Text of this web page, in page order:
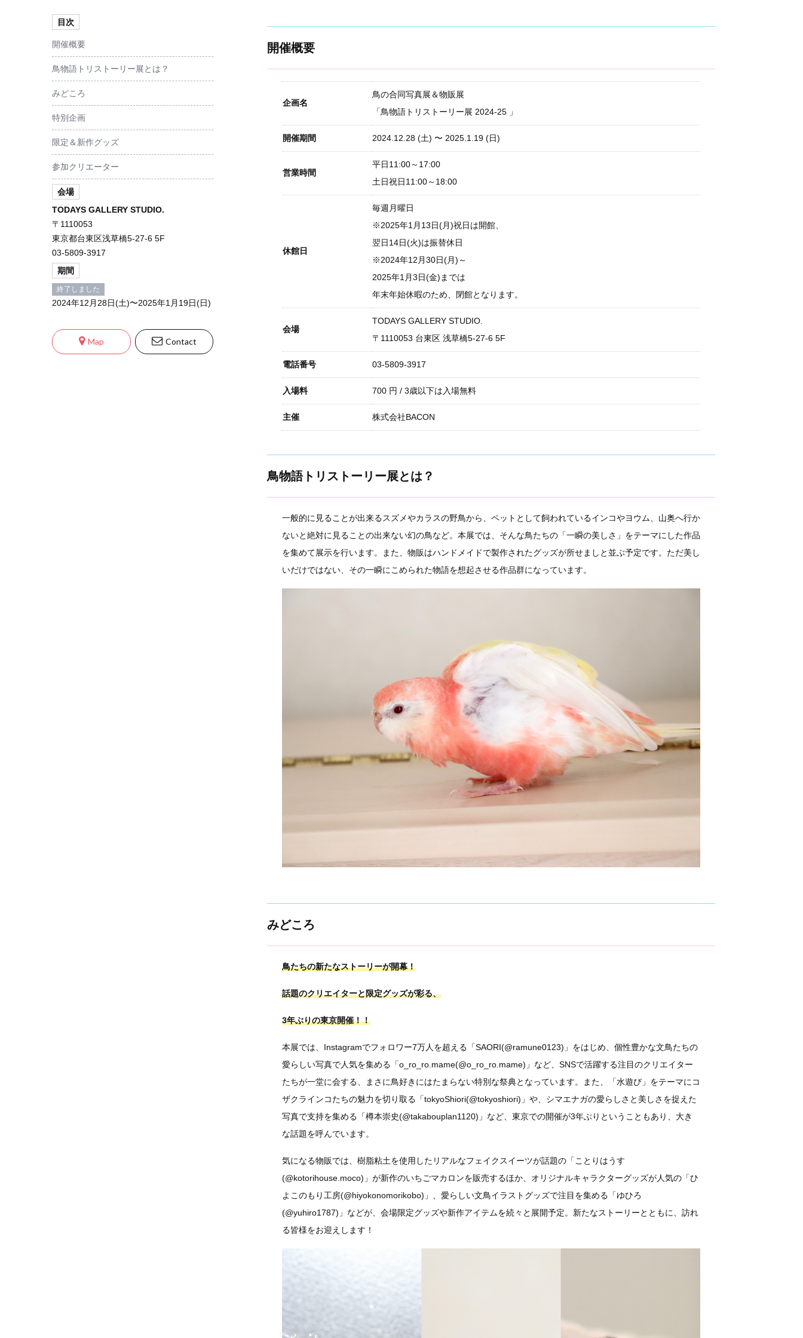
目次
開催概要
鳥物語トリストーリー展とは？
みどころ
特別企画
限定＆新作グッズ
参加クリエーター
会場
TODAYS GALLERY STUDIO.
〒1110053
東京都台東区浅草橋5-27-6 5F
03-5809-3917
期間
終了しました
2024年12月28日(土)〜2025年1月19日(日)
Map Contact
開催概要
企画名
鳥の合同写真展＆物販展
「鳥物語トリストーリー展 2024-25 」
開催期間 2024.12.28 (土) 〜 2025.1.19 (日)
営業時間
平日11:00～17:00
土日祝日11:00～18:00
休館日
毎週月曜日
※2025年1月13日(月)祝日は開館、
翌日14日(火)は振替休日
※2024年12月30日(月)～
2025年1月3日(金)までは
年末年始休暇のため、閉館となります。
会場
TODAYS GALLERY STUDIO.
〒 1110053 台東区 浅草橋5-27-6 5F
電話番号 03-5809-3917
入場料 700 円 / 3歳以下は入場無料
主催 株式会社BACON
鳥物語トリストーリー展とは？
一般的に見ることが出来るスズメやカラスの野鳥から、ペットとして飼われているインコやヨウム、山奥へ行か
ないと絶対に見ることの出来ない幻の鳥など。本展では、そんな鳥たちの「一瞬の美しさ」をテーマにした作品
を集めて展示を行います。また、物販はハンドメイドで製作されたグッズが所せましと並ぶ予定です。ただ美し
いだけではない、その一瞬にこめられた物語を想起させる作品群になっています。
みどころ
鳥たちの新たなストーリーが開幕！
話題のクリエイターと限定グッズが彩る、
3年ぶりの東京開催！！
本展では、Instagramでフォロワー7万人を超える「SAORI(@ramune0123)」をはじめ、個性豊かな文鳥たちの
愛らしい写真で人気を集める「o_ro_ro.mame(@o_ro_ro.mame)」など、SNSで活躍する注目のクリエイター
たちが一堂に会する、まさに鳥好きにはたまらない特別な祭典となっています。また、「水遊び」をテーマにコ
ザクラインコたちの魅力を切り取る「tokyoShiori(@tokyoshiori)」や、シマエナガの愛らしさと美しさを捉えた
写真で支持を集める「樽本崇史(@takabouplan1120)」など、東京での開催が3年ぶりということもあり、大き
な話題を呼んでいます。
気になる物販では、樹脂粘土を使用したリアルなフェイクスイーツが話題の「ことりはうす
(@kotorihouse.moco)」が新作のいちごマカロンを販売するほか、オリジナルキャラクターグッズが人気の「ひ
よこのもり工房(@hiyokonomorikobo)」、愛らしい文鳥イラストグッズで注目を集める「ゆひろ
(@yuhiro1787)」などが、会場限定グッズや新作アイテムを続々と展開予定。新たなストーリーとともに、訪れ
る皆様をお迎えします！